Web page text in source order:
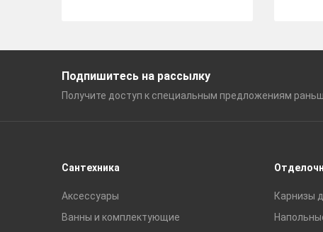
Подпишитесь на рассылку
Получите доступ к специальным предложениям
Сантехника
Аксессуары
Ванны и комплектующие
Карнизы